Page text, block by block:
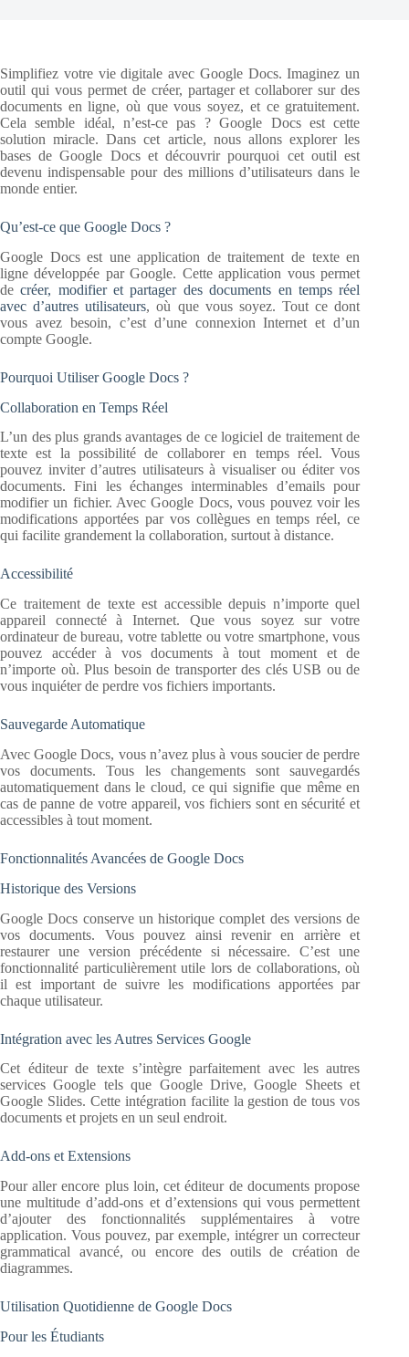
Simplifiez votre vie digitale avec Google Docs. Imaginez un
outil qui vous permet de créer, partager et collaborer sur des
documents en ligne, où que vous soyez, et ce gratuitement.
Cela semble idéal, n’est-ce pas ? Google Docs est cette
solution miracle. Dans cet article, nous allons explorer les
bases de Google Docs et découvrir pourquoi cet outil est
devenu indispensable pour des millions d’utilisateurs dans le
monde entier.
Qu’est-ce que Google Docs ?
Google Docs est une application de traitement de texte en
ligne développée par Google. Cette application vous permet
decréer, modifier et partager des documents en temps réel
avec d’autres utilisateurs, où que vous soyez. Tout ce dont
vous avez besoin, c’est d’une connexion Internet et d’un
compte Google.
Pourquoi Utiliser Google Docs ?
Collaboration en Temps Réel
L’un des plus grands avantages de ce logiciel de traitement de
texte est la possibilité de collaborer en temps réel. Vous
pouvez inviter d’autres utilisateurs à visualiser ou éditer vos
documents. Fini les échanges interminables d’emails pour
modifier un fichier. Avec Google Docs, vous pouvez voir les
modifications apportées par vos collègues en temps réel, ce
qui facilite grandement la collaboration, surtout à distance.
Accessibilité
Ce traitement de texte est accessible depuis n’importe quel
appareil connecté à Internet. Que vous soyez sur votre
ordinateur de bureau, votre tablette ou votre smartphone, vous
pouvez accéder à vos documents à tout moment et de
n’importe où. Plus besoin de transporter des clés USB ou de
vous inquiéter de perdre vos fichiers importants.
Sauvegarde Automatique
Avec Google Docs, vous n’avez plus à vous soucier de perdre
vos documents. Tous les changements sont sauvegardés
automatiquement dans le cloud, ce qui signifie que même en
cas de panne de votre appareil, vos fichiers sont en sécurité et
accessibles à tout moment.
Fonctionnalités Avancées de Google Docs
Historique des Versions
Google Docs conserve un historique complet des versions de
vos documents. Vous pouvez ainsi revenir en arrière et
restaurer une version précédente si nécessaire. C’est une
fonctionnalité particulièrement utile lors de collaborations, où
il est important de suivre les modifications apportées par
chaque utilisateur.
Intégration avec les Autres Services Google
Cet éditeur de texte s’intègre parfaitement avec les autres
services Google tels que Google Drive, Google Sheets et
Google Slides. Cette intégration facilite la gestion de tous vos
documents et projets en un seul endroit.
Add-ons et Extensions
Pour aller encore plus loin, cet éditeur de documents propose
une multitude d’add-ons et d’extensions qui vous permettent
d’ajouter des fonctionnalités supplémentaires à votre
application. Vous pouvez, par exemple, intégrer un correcteur
grammatical avancé, ou encore des outils de création de
diagrammes.
Utilisation Quotidienne de Google Docs
Pour les Étudiants